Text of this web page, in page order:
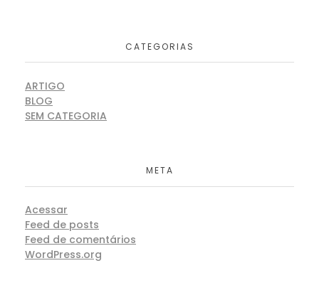
CATEGORIAS
ARTIGO
BLOG
SEM CATEGORIA
META
Acessar
Feed de posts
Feed de comentários
WordPress.org